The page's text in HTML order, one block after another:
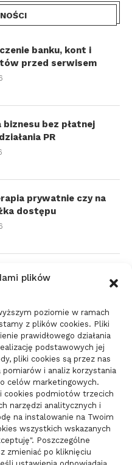
plików
poziomie w ramach
z plików cookies. Pliki
prawidłowego działania
podstawowych jej
pliki cookies są przez nas
i analiz korzystania
celów marketingowych.
cookies podmiotów trzecich
narzędzi analitycznych i
na instalowanie na Twoim
wszystkich wskazanych
Poszczególne
zmieniać po kliknięciu
banku, kont i
przed serwisem
biznesu bez płatnej
PR
prywatnie czy na
dostępu
rachunkowego:
i terminy
domu do spokojnego
wybrać materiał